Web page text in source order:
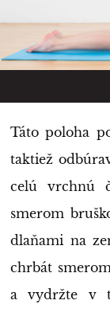
Táto poloha
taktiež
celú vrchnú
smerom
dlaňami na
chrbát
a vydržte v